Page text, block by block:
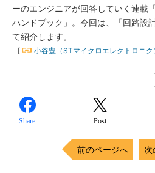
ーのエンジニアが回答していく連載
ハンドブック」。今回は、「回路設
て紹介します。
[ 小谷豊（STマイクロエレクトロニク
Share Post
前のページへ 次